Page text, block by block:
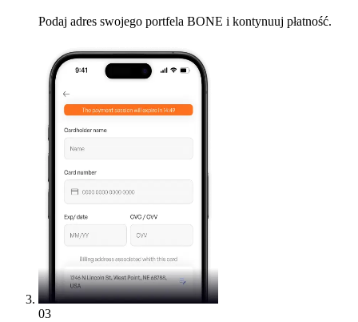
Podaj adres swojego portfela BONE i kontynuuj płatność.
03